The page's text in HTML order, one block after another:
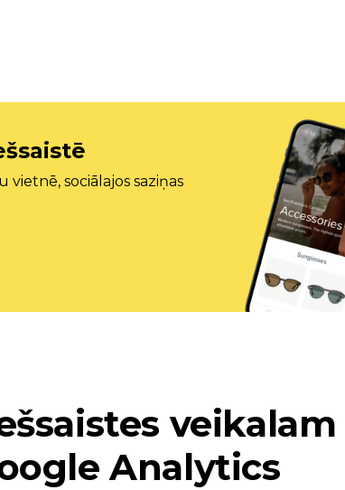
sociālajos saziņas
veikalam
Analytics